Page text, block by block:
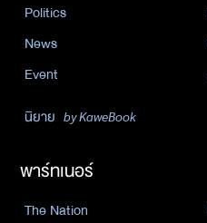
Politics
News
Event
นิยาย by KaweBook
พาร์ทเนอร์
The Nation